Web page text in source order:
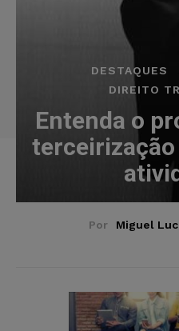
DESTAQUES
DIREITO
Entenda o
terceirização
Por Miguel